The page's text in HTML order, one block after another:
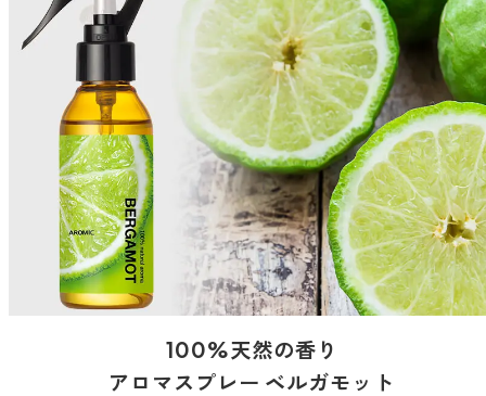
どこでも
アロミック・フロー
アンチバグプレミアム
ダニ除け
アンチダニー
アロミックデオ
(シトラスミント)
アロミックデオ
(冷寒)
お電話でのご注文
0120-201-074
＊通話料無料
＊受付：平日10:00～17:00(土日祝定休)
＊長期休業については
こちらをご確認ください
お問い合わせ
お問い合わせいただく前に一度、「よくある質問」をご確認くださ
よくあるご質問、お問い合わせ
100%天然の香り
アロマスプレー ベルガモット